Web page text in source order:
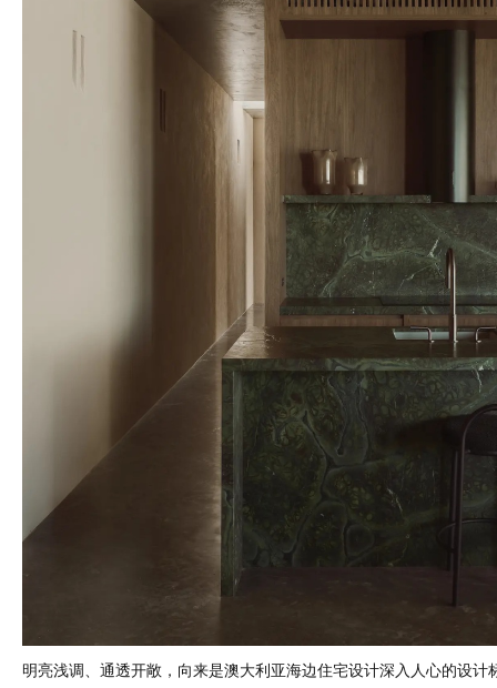
明亮浅调、通透开敞，向来是澳大利亚海边住宅设计深入人心的设计